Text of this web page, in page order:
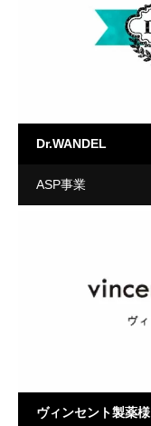
Dr.WANDEL
ASP事業
ヴィンセント製薬様